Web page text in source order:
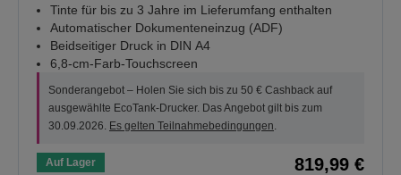
Tinte für bis zu 3 Jahre im Lieferumfang enthalten
Automatischer Dokumenteneinzug (ADF)
Beidseitiger Druck in DIN A4
6,8-cm-Farb-Touchscreen
Sonderangebot – Holen Sie sich bis zu 50 € Cashback auf
ausgewählte EcoTank-Drucker. Das Angebot gilt bis zum
30.09.2026. Es gelten Teilnahmebedingungen.
Auf Lager 819,99 €